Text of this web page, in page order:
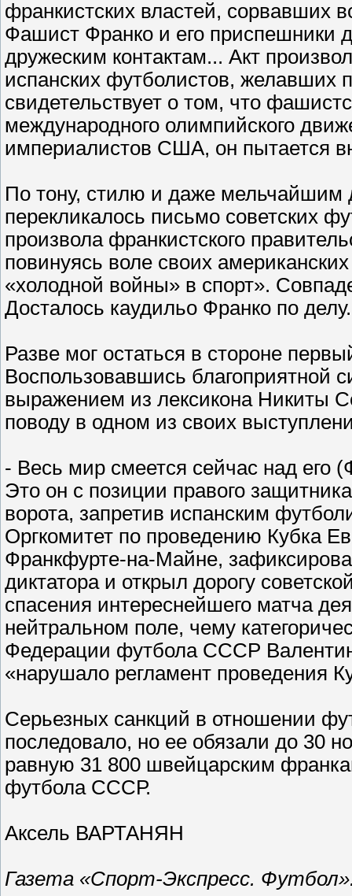
франкистских властей, сорвавших
Фашист Франко и его приспешники
дружеским контактам... Акт
испанских футболистов, желавших
свидетельствует о том, что
международного олимпийского
империалистов США, он пытается
По тону, стилю и даже мельчайшим
перекликалось письмо советских
произвола франкистского
повинуясь воле своих
«холодной войны» в спорт».
Досталось каудильо Франко по делу.
Разве мог остаться в стороне
Воспользовавшись благоприятной
выражением из лексикона Никиты
поводу в одном из своих
- Весь мир смеется сейчас над
Это он с позиции правого
ворота, запретив испанским
Оргкомитет по проведению Кубка
Франкфурте-на-Майне,
диктатора и открыл дорогу
спасения интереснейшего матча
нейтральном поле, чему
Федерации футбола СССР Валентин
«нарушало регламент проведения
Серьезных санкций в отношении
последовало, но ее обязали до 30
равную 31 800 швейцарским
футбола СССР.
Аксель ВАРТАНЯН
Газета «Спорт-Экспресс.